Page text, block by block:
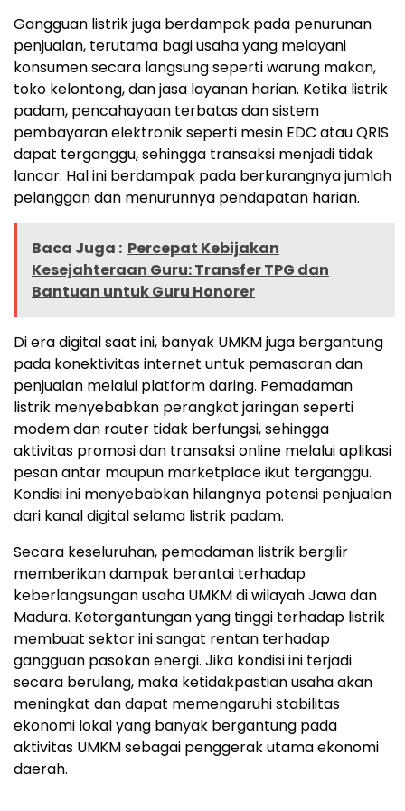
Gangguan listrik juga berdampak pada penurunan
penjualan, terutama bagi usaha yang melayani
konsumen secara langsung seperti warung makan,
toko kelontong, dan jasa layanan harian. Ketika listrik
padam, pencahayaan terbatas dan sistem
pembayaran elektronik seperti mesin EDC atau QRIS
dapat terganggu, sehingga transaksi menjadi tidak
lancar. Hal ini berdampak pada berkurangnya jumlah
pelanggan dan menurunnya pendapatan harian.
Baca Juga : Percepat Kebijakan
Kesejahteraan Guru: Transfer TPG dan
Bantuan untuk Guru Honorer
Di era digital saat ini, banyak UMKM juga bergantung
pada konektivitas internet untuk pemasaran dan
penjualan melalui platform daring. Pemadaman
listrik menyebabkan perangkat jaringan seperti
modem dan router tidak berfungsi, sehingga
aktivitas promosi dan transaksi online melalui aplikasi
pesan antar maupun marketplace ikut terganggu.
Kondisi ini menyebabkan hilangnya potensi penjualan
dari kanal digital selama listrik padam.
Secara keseluruhan, pemadaman listrik bergilir
memberikan dampak berantai terhadap
keberlangsungan usaha UMKM di wilayah Jawa dan
Madura. Ketergantungan yang tinggi terhadap listrik
membuat sektor ini sangat rentan terhadap
gangguan pasokan energi. Jika kondisi ini terjadi
secara berulang, maka ketidakpastian usaha akan
meningkat dan dapat memengaruhi stabilitas
ekonomi lokal yang banyak bergantung pada
aktivitas UMKM sebagai penggerak utama ekonomi
daerah.